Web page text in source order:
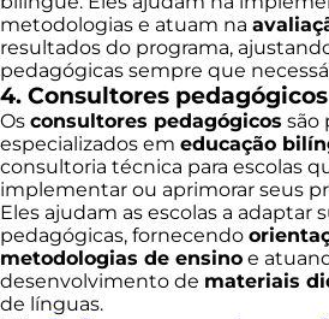
metodologias e atuam na
resultados do programa,
pedagógicas sempre que
4. Consultores pedagógicos
Os consultores pedagógicos são
especializados em educação
consultoria técnica para escolas
implementar ou aprimorar seus
Eles ajudam as escolas a adaptar
pedagógicas, fornecendo
metodologias de ensino e
desenvolvimento de materiais
de línguas.